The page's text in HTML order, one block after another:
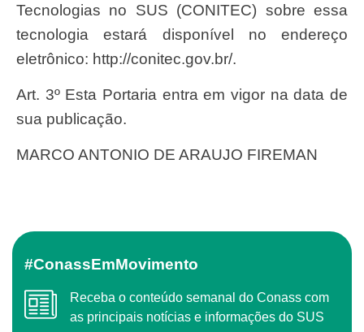
Tecnologias no SUS (CONITEC) sobre essa
tecnologia estará disponível no endereço
eletrônico: http://conitec.gov.br/.
Art. 3º Esta Portaria entra em vigor na data de
sua publicação.
MARCO ANTONIO DE ARAUJO FIREMAN
#ConassEmMovimento
Receba o conteúdo semanal do Conass com
as principais notícias e informações do SUS